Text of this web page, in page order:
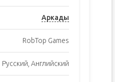
Аркады
RobTop Games
Русский, Английский